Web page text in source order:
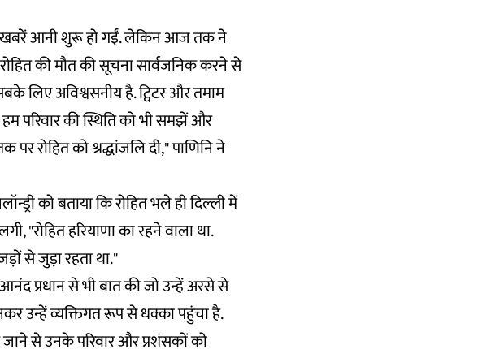
खबरें आनी शुरू हो गईं. लेकिन आज तक ने
की मौत की सूचना सार्वजनिक करने से
लिए अविश्वसनीय है. ट्विटर और तमाम
परिवार की स्थिति को भी समझें और
को श्रद्धांजलि दी," पाणिनि ने
को बताया कि रोहित भले ही दिल्ली में
"रोहित हरियाणा का रहने वाला था.
से जुड़ा रहता था."
प्रधान से भी बात की जो उन्हें अरसे से
उन्हें व्यक्तिगत रूप से धक्का पहुंचा है.
से उनके परिवार और प्रशंसकों को